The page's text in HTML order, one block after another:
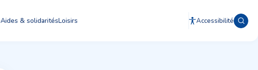
Aides & solidaritésLoisirs Accessibilité